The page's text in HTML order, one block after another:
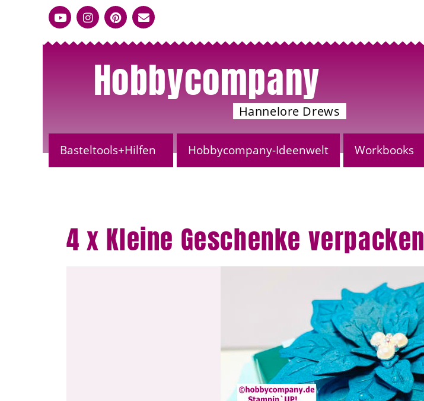
Hobbycompany
Hannelore Drews
Basteltools+Hilfen Hobbycompany-Ideenwelt Workbooks
4 x Kleine Geschenke verpacken